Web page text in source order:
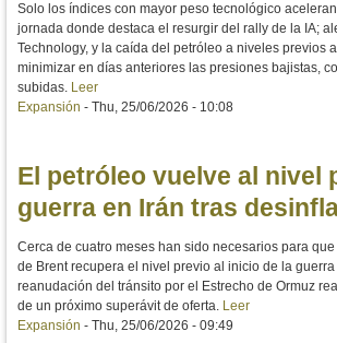
Solo los índices con mayor peso tecnológico
jornada donde destaca el resurgir del rally de la IA;
Technology, y la caída del petróleo a niveles previos
minimizar en días anteriores las presiones bajistas,
subidas. Leer
Expansión - Thu, 25/06/2026 - 10:08
El petróleo vuelve al nivel
guerra en Irán tras
Cerca de cuatro meses han sido necesarios para
de Brent recupera el nivel previo al inicio de la
reanudación del tránsito por el Estrecho de Ormuz
de un próximo superávit de oferta. Leer
Expansión - Thu, 25/06/2026 - 09:49